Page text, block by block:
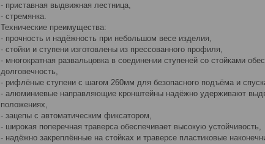
- приставная выдвижная лестница,
- стремянка.
Технические преимущества:
- прочность и надёжность при небольшом весе изделия,
- стойки и ступени изготовлены из прессованного профиля,
- многократная развальцовка в соединении ступеней со стойками
долговечность,
- рифлёные ступени с шагом 260мм для безопасного подъёма и
- алюминиевые направляющие кронштейны надёжно удерживают
положениях,
- зацепы с автоматическим фиксатором,
- широкая поперечная траверса обеспечивает высокую устойчивость,
- надёжно закреплённые на стойках и траверсе пластиковые